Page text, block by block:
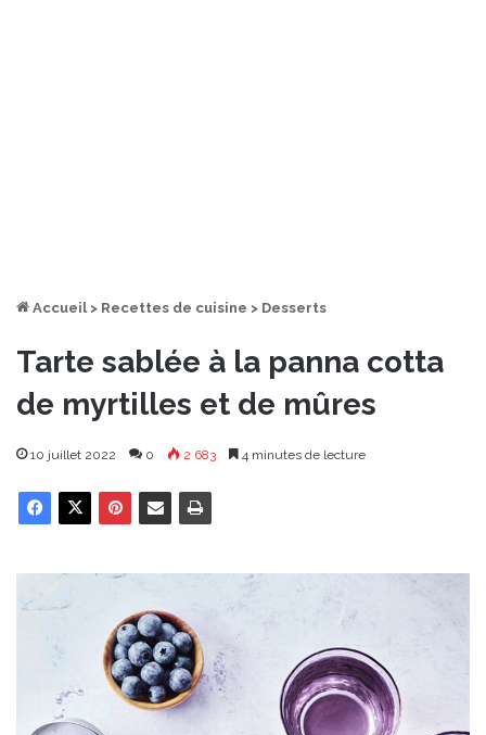
Accueil > Recettes de cuisine > Desserts
Tarte sablée à la panna cotta
de myrtilles et de mûres
10 juillet 2022 0 2 683 4 minutes de lecture